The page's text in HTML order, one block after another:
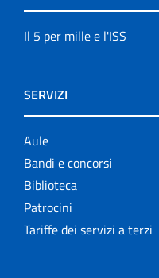
Il 5 per mille e l'ISS
SERVIZI
Aule
Bandi e concorsi
Biblioteca
Patrocini
Tariffe dei servizi a terzi